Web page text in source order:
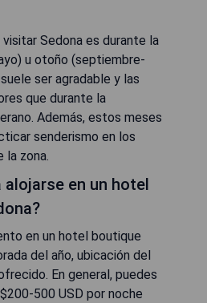
visitar Sedona es durante la
u otoño (septiembre-
ser agradable y las
que durante la
Además, estos meses
senderismo en los
la zona.
en un hotel
en un hotel boutique
del año, ubicación del
En general, puedes
500 USD por noche